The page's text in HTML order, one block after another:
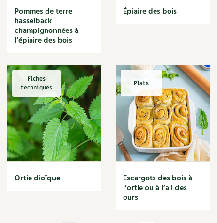
Nichoir
Noisette
Noix
Nourriture
Nuisibles
Numérique
Nutriments
Observation
Œuf
Oignon
Oiseaux
Olivier
Optimiser l'espace
Pommes de terre
hasselback
champignonnées à
l’épiaire des bois
Épiaire des bois
Fiches
techniques
Ortie dioïque
Plats
Escargots des bois à
l’ortie ou à l’ail des
ours